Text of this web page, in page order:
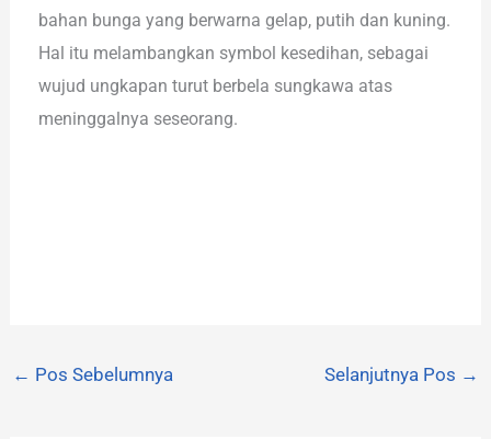
bahan bunga yang berwarna gelap, putih dan kuning.
Hal itu melambangkan symbol kesedihan, sebagai
wujud ungkapan turut berbela sungkawa atas
meninggalnya seseorang.
← Pos Sebelumnya Selanjutnya Pos →